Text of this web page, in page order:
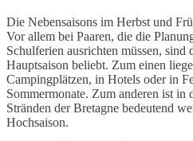
Die Nebensaisons im Herbst und
Vor allem bei Paaren, die die
Schulferien ausrichten müssen,
Hauptsaison beliebt. Zum einen
Campingplätzen, in Hotels oder in
Sommermonate. Zum anderen ist in
Stränden der Bretagne bedeutend
Hochsaison.